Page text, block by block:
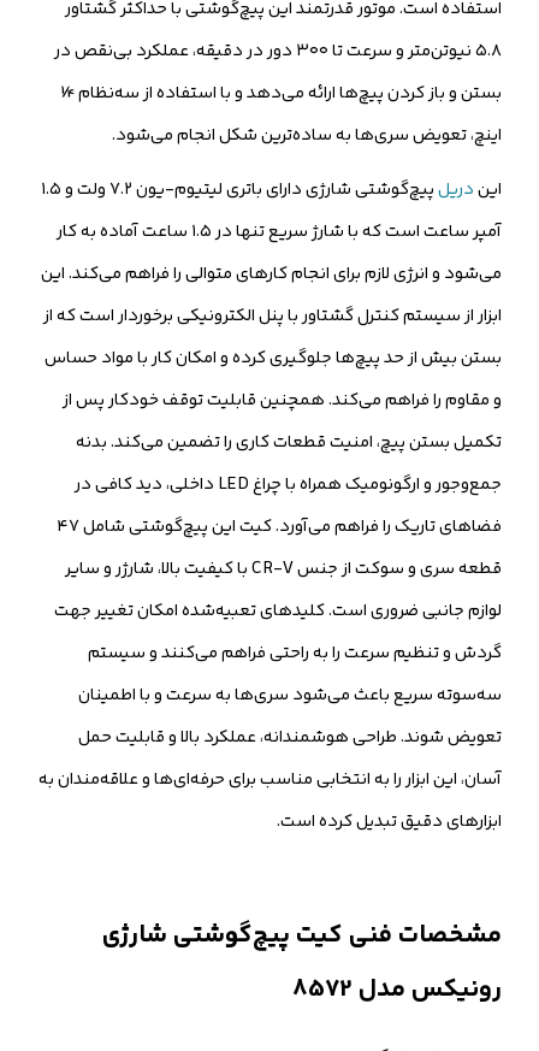
استفاده است. موتور قدرتمند این پیچ‌گوشتی با حداکثر گشتاور
۵.۸ نیوتن‌متر و سرعت تا ۳۰۰ دور در دقیقه، عملکرد بی‌نقص در
بستن و باز کردن پیچ‌ها ارائه می‌دهد و با استفاده از سه‌نظام ¼
اینچ، تعویض سری‌ها به ساده‌ترین شکل انجام می‌شود.
ایندریل
پیچ‌گوشتی شارژی دارای باتری لیتیوم-یون ۷.۲ ولت و ۱.۵
آمپر ساعت است که با شارژ سریع تنها در ۱.۵ ساعت آماده به کار
می‌شود و انرژی لازم برای انجام کارهای متوالی را فراهم می‌کند. این
ابزار از سیستم کنترل گشتاور با پنل الکترونیکی برخوردار است که از
بستن بیش از حد پیچ‌ها جلوگیری کرده و امکان کار با مواد حساس
و مقاوم را فراهم می‌کند. همچنین قابلیت توقف خودکار پس از
تکمیل بستن پیچ، امنیت قطعات کاری را تضمین می‌کند. بدنه
جمع‌وجور و ارگونومیک همراه با چراغ LED داخلی، دید کافی در
فضاهای تاریک را فراهم می‌آورد. کیت این پیچ‌گوشتی شامل ۴۷
قطعه سری و سوکت از جنس CR-V با کیفیت بالا، شارژر و سایر
لوازم جانبی ضروری است. کلیدهای تعبیه‌شده امکان تغییر جهت
گردش و تنظیم سرعت را به راحتی فراهم می‌کنند و سیستم
سه‌سوته سریع باعث می‌شود سری‌ها به سرعت و با اطمینان
تعویض شوند. طراحی هوشمندانه، عملکرد بالا و قابلیت حمل
آسان، این ابزار را به انتخابی مناسب برای حرفه‌ای‌ها و علاقه‌مندان به
ابزارهای دقیق تبدیل کرده است.
مشخصات فنی کیت پیچ‌گوشتی شارژی
رونیکس مدل 8572